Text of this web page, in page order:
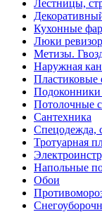
Лестницы,
Кухонные
Люки
Метизы.
Наружная
Пластиковые
Потолочные
Сантехника
Спецодежда,
Тротуарная
Напольные
Обои